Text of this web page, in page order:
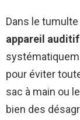
Dans le
appareil auditif
pour éviter
sac à main ou
bien des